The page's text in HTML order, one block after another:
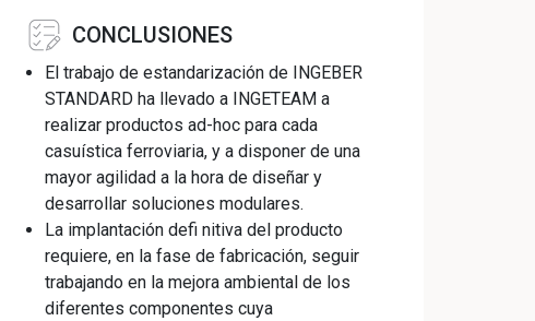
CONCLUSIONES
El trabajo de estandarización de INGEBER
STANDARD ha llevado a INGETEAM a
realizar productos ad-hoc para cada
casuística ferroviaria, y a disponer de una
mayor agilidad a la hora de diseñar y
desarrollar soluciones modulares.
La implantación defi nitiva del producto
requiere, en la fase de fabricación, seguir
trabajando en la mejora ambiental de los
diferentes componentes cuya